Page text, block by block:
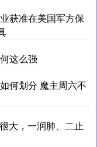
获准在美国军方保
这么强
何划分 魔主周六不
大，一润肺、二止